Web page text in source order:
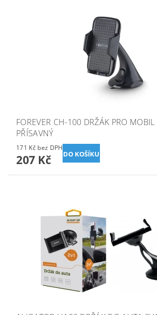
FOREVER CH-100 DRŽÁK PRO
PŘÍSAVNÝ
171 Kč bez DPH
207 Kč